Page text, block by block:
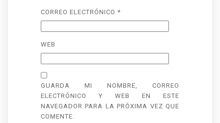
CORREO ELECTRÓNICO *
WEB
GUARDA MI NOMBRE, CORREO
ELECTRÓNICO Y WEB EN ESTE
NAVEGADOR PARA LA PRÓXIMA VEZ QUE
COMENTE.